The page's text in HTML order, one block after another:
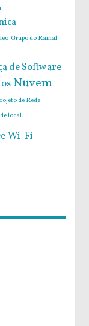
Grupo do Ramal
de Software
Nuvem
de Rede
local
Wi-Fi